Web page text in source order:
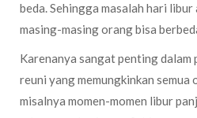
beda. Sehingga masalah hari
masing-masing orang bisa
Karenanya sangat penting dalam
reuni yang memungkinkan semua
misalnya momen-momen libur